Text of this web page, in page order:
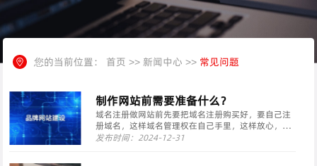
您的当前位置： 首页 >> 新闻中心 >> 常见问题
制作网站前需要准备什么？
域名注册做网站前先要把域名注册购买好，要自己注
册域名，这样域名管理权在自己手里，这样放心，注
册域名可以去阿里云，腾讯云等平台购买，域名注册
发布时间：2024-12-31